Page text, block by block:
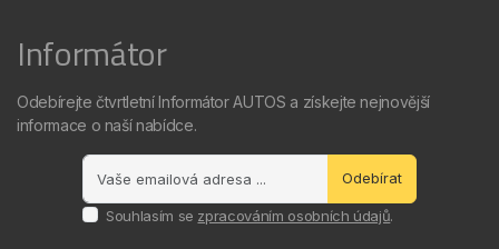
Informátor
Odebírejte čtvrtletní Informátor AUTOS a získejte nejnovější
informace o naší nabídce.
Odebírat
Souhlasím se zpracováním osobních údajů.